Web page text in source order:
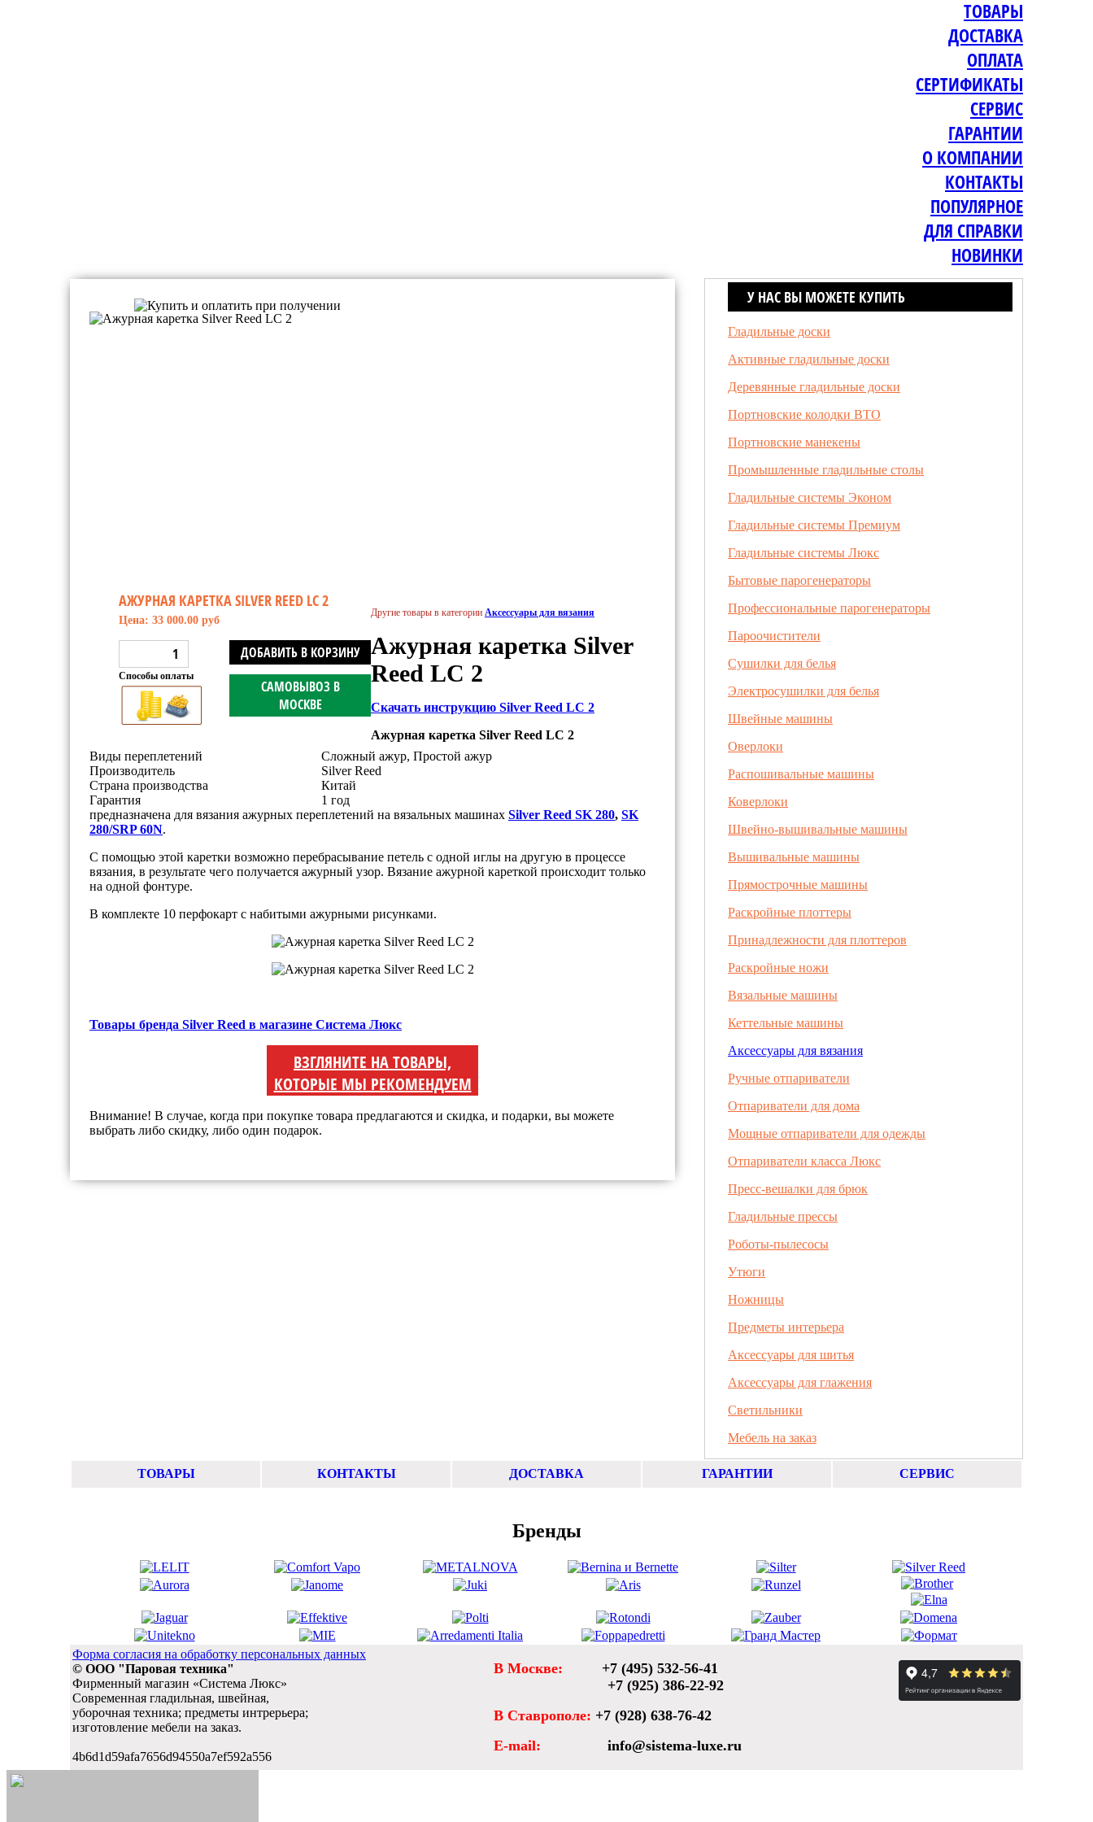
ТОВАРЫ
ДОСТАВКА
ОПЛАТА
СЕРТИФИКАТЫ
СЕРВИС
ГАРАНТИИ
О КОМПАНИИ
КОНТАКТЫ
ПОПУЛЯРНОЕ
ДЛЯ СПРАВКИ
НОВИНКИ
АЖУРНАЯ КАРЕТКА SILVER REED LC 2
Цена: 33 000.00 руб
ДОБАВИТЬ В КОРЗИНУ
САМОВЫВОЗ В
МОСКВЕ
Способы оплаты
Виды переплетений
Сложный ажур, Простой ажур
Производитель
Silver Reed
Страна производства
Китай
Гарантия
1 год
Другие товары в категории Аксессуары для вязания
Ажурная каретка Silver
Reed LC 2
Скачать инструкцию Silver Reed LC 2
Ажурная каретка Silver Reed LC 2
предназначена для вязания ажурных переплетений на вязальных машинах Silver Reed SK 280, SK
280/SRP 60N.
С помощью этой каретки возможно перебрасывание петель с одной иглы на другую в процессе
вязания, в результате чего получается ажурный узор. Вязание ажурной кареткой происходит только
на одной фонтуре.
В комплекте 10 перфокарт с набитыми ажурными рисунками.
Товары бренда Silver Reed в магазине Система Люкс
ВЗГЛЯНИТЕ НА ТОВАРЫ,
КОТОРЫЕ МЫ РЕКОМЕНДУЕМ
Внимание! В случае, когда при покупке товара предлагаются и скидка, и подарки, вы можете
выбрать либо скидку, либо один подарок.
У НАС ВЫ МОЖЕТЕ КУПИТЬ
Гладильные доски
Активные гладильные доски
Деревянные гладильные доски
Портновские колодки ВТО
Портновские манекены
Промышленные гладильные столы
Гладильные системы Эконом
Гладильные системы Премиум
Гладильные системы Люкс
Бытовые парогенераторы
Профессиональные парогенераторы
Пароочистители
Сушилки для белья
Электросушилки для белья
Швейные машины
Оверлоки
Распошивальные машины
Коверлоки
Швейно-вышивальные машины
Вышивальные машины
Прямострочные машины
Раскройные плоттеры
Принадлежности для плоттеров
Раскройные ножи
Вязальные машины
Кеттельные машины
Аксессуары для вязания
Ручные отпариватели
Отпариватели для дома
Мощные отпариватели для одежды
Отпариватели класса Люкс
Пресс-вешалки для брюк
Гладильные прессы
Роботы-пылесосы
Утюги
Ножницы
Предметы интерьера
Аксессуары для шитья
Аксессуары для глажения
Светильники
Мебель на заказ
ТОВАРЫ КОНТАКТЫ ДОСТАВКА ГАРАНТИИ СЕРВИС
Бренды
Форма согласия на обработку персональных данных
© ООО "Паровая техника"
Фирменный магазин «Система Люкс»
Современная гладильная, швейная,
уборочная техника; предметы интрерьера;
изготовление мебели на заказ.
4b6d1d59afa7656d94550a7ef592a556
В Москве:
+7 (495) 532-56-41
+7 (925) 386-22-92
В Ставрополе: +7 (928) 638-76-42
E-mail:
info@sistema-luxe.ru